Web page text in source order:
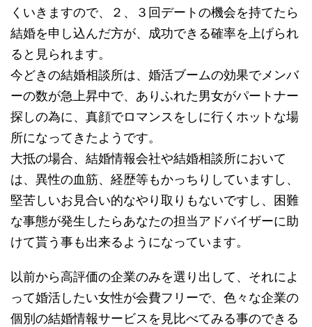
くいきますので、２、３回デートの機会を持てたら
結婚を申し込んだ方が、成功できる確率を上げられ
ると見られます。
今どきの結婚相談所は、婚活ブームの効果でメンバ
ーの数が急上昇中で、ありふれた男女がパートナー
探しの為に、真顔でロマンスをしに行くホットな場
所になってきたようです。
大抵の場合、結婚情報会社や結婚相談所において
は、異性の血筋、経歴等もかっちりしていますし、
堅苦しいお見合い的なやり取りもないですし、困難
な事態が発生したらあなたの担当アドバイザーに助
けて貰う事も出来るようになっています。
以前から高評価の企業のみを選り出して、それによ
って婚活したい女性が会費フリーで、色々な企業の
個別の結婚情報サービスを見比べてみる事のできる